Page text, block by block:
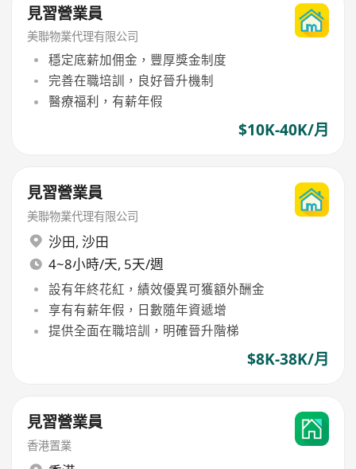
見習營業員
美聯物業代理有限公司
穩定底薪加佣金，豐厚獎金制度
完善在職培訓，良好晉升機制
醫療福利，有薪年假
$10K-40K/月
見習營業員
美聯物業代理有限公司
沙田, 沙田
4~8小時/天, 5天/週
設有年終花紅，績效優異可獲額外酬金
享有有薪年假，日數隨年資遞增
提供全面在職培訓，明確晉升階梯
$8K-38K/月
見習營業員
香港置業